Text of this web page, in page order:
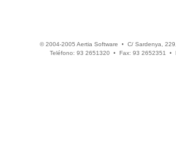
© 2004-2005 Aertia Software • C/ Sardenya,
Teléfono: 93 2651320 • Fax: 93 2652351 •